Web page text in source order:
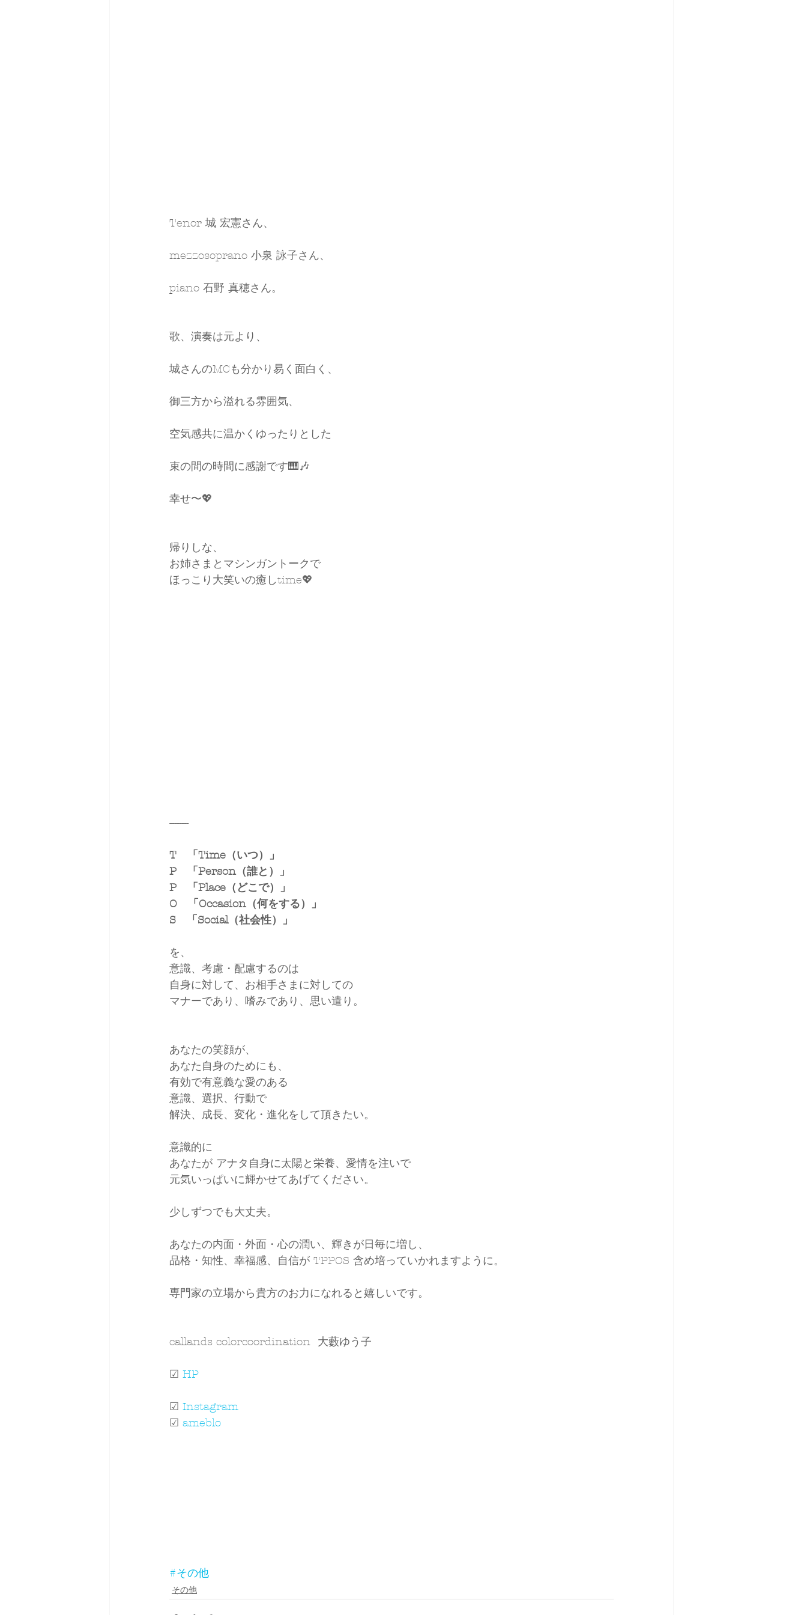
Tenor 城 宏憲さん、
mezzosoprano 小泉 詠子さん、
piano 石野 真穂さん。
歌、演奏は元より、
城さんのMCも分かり易く面白く、
御三方から溢れる雰囲気、
空気感共に温かくゆったりとした
束の間の時間に感謝です🎹🎶
幸せ〜💖
帰りしな、
お姉さまとマシンガントークで
ほっこり大笑いの癒しtime💖
--------
T　「Time（いつ）」
P　「Person（誰と）」
P　「Place（どこで）」
O　「Occasion（何をする）」
S　「Social（社会性）」
を、
意識、考慮・配慮するのは
自身に対して、お相手さまに対しての
マナーであり、嗜みであり、思い遣り。
あなたの笑顔が、
あなた自身のためにも、
有効で有意義な愛のある
意識、選択、行動で
解決、成長、変化・進化をして頂きたい。
意識的に
あなたが アナタ自身に太陽と栄養、愛情を注いで
元気いっぱいに輝かせてあげてください。
少しずつでも大丈夫。
あなたの内面・外面・心の潤い、輝きが日毎に増し、
品格・知性、幸福感、自信が TPPOS 含め培っていかれますように。
専門家の立場から貴方のお力になれると嬉しいです。
callands colorcoordination  大藪ゆう子
☑ HP
☑ Instagram
☑ ameblo
#その他
その他